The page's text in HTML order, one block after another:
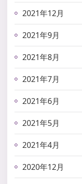
2021年12月
2021年9月
2021年8月
2021年7月
2021年6月
2021年5月
2021年4月
2020年12月